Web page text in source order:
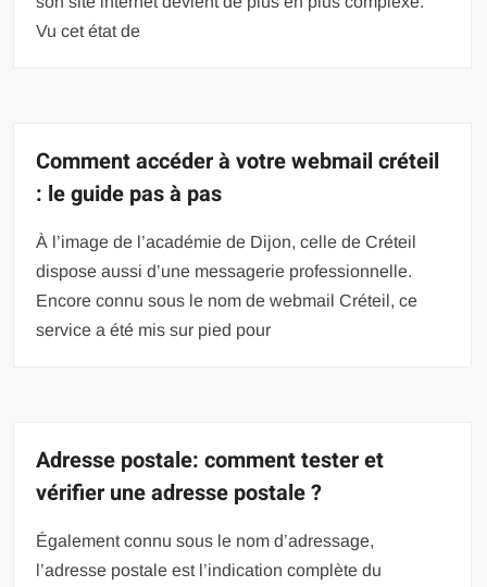
Vu cet état de
Comment accéder à votre webmail créteil
: le guide pas à pas
À l’image de l’académie de Dijon, celle de Créteil
dispose aussi d’une messagerie professionnelle.
Encore connu sous le nom de webmail Créteil, ce
service a été mis sur pied pour
Adresse postale: comment tester et
vérifier une adresse postale ?
Également connu sous le nom d’adressage,
l’adresse postale est l’indication complète du